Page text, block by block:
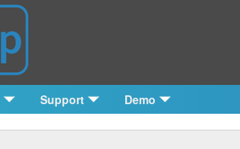
Support Demo